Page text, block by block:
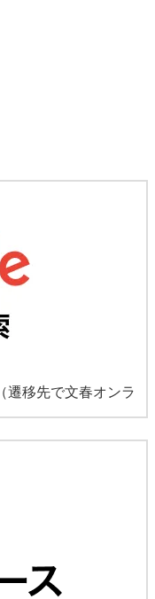
（遷移先で文春オンラ